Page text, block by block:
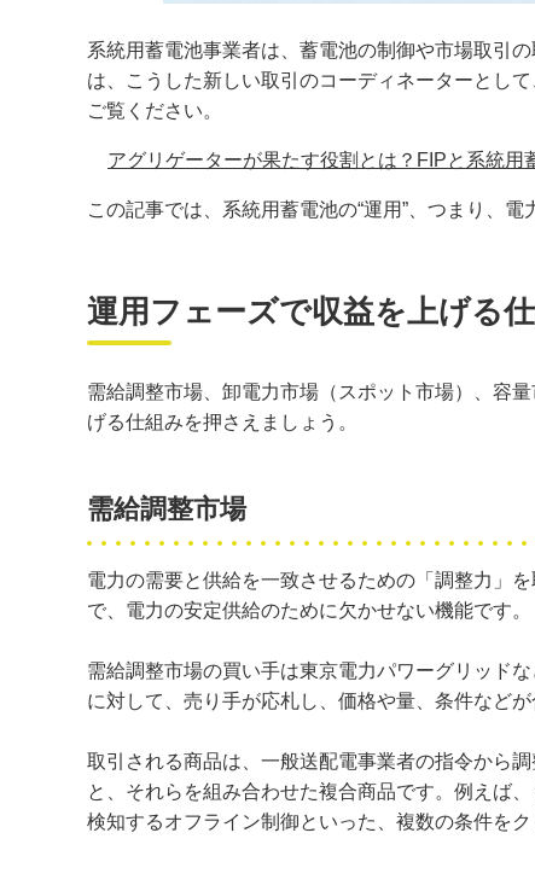
系統用蓄電池事業者は、蓄電池の制御や市場取引
は、こうした新しい取引のコーディネーターとし
ご覧ください。
アグリゲーターが果たす役割とは？FIPと系統用
この記事では、系統用蓄電池の“運用”、つまり、
運用フェーズで収益を上げる
需給調整市場、卸電力市場（スポット市場）、容
げる仕組みを押さえましょう。
需給調整市場
電力の需要と供給を一致させるための「調整力」
で、電力の安定供給のために欠かせない機能です。
需給調整市場の買い手は東京電力パワーグリッド
に対して、売り手が応札し、価格や量、条件など
取引される商品は、一般送配電事業者の指令から
と、それらを組み合わせた複合商品です。例えば
検知するオフライン制御といった、複数の条件をク